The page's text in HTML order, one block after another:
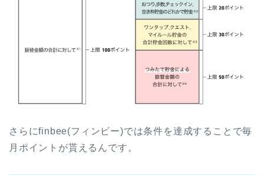
さらにfinbee(フィンビー)では条件を達成することで毎
月ポイントが貰えるんです。